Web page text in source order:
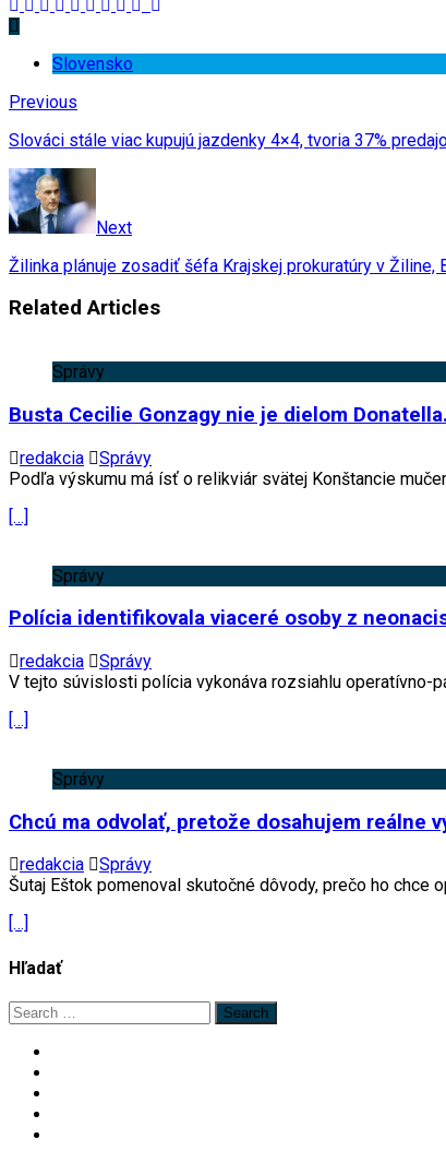
Slovensko
Previous
Slováci stále viac kupujú jazdenky 4×4, tvoria 37%
Next
Žilinka plánuje zosadiť šéfa Krajskej prokuratúry v
Related Articles
Správy
Busta Cecilie Gonzagy nie je dielom
redakcia
Správy
Podľa výskumu má ísť o relikviár svätej Konštancie
[…]
Správy
Polícia identifikovala viaceré osoby z
redakcia
Správy
V tejto súvislosti polícia vykonáva rozsiahlu operatívno-
[…]
Správy
Chcú ma odvolať, pretože dosahujem reálne
redakcia
Správy
Šutaj Eštok pomenoval skutočné dôvody, prečo ho chce
[…]
Hľadať
Search
for: